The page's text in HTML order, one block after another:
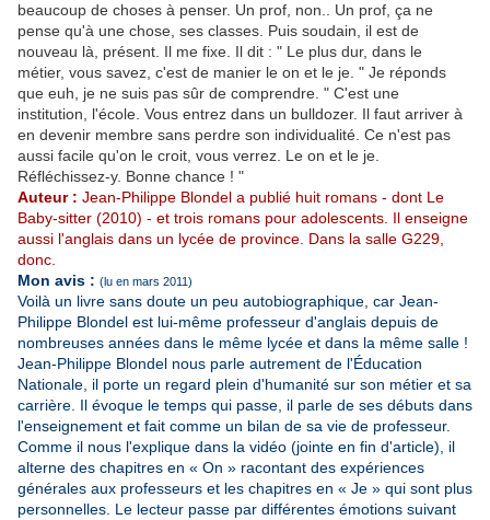
beaucoup de choses à penser. Un prof, non.. Un prof, ça ne
pense qu'à une chose, ses classes. Puis soudain, il est de
nouveau là, présent. Il me fixe. Il dit : " Le plus dur, dans le
métier, vous savez, c'est de manier le on et le je. " Je réponds
que euh, je ne suis pas sûr de comprendre. " C'est une
institution, l'école. Vous entrez dans un bulldozer. Il faut arriver à
en devenir membre sans perdre son individualité. Ce n'est pas
aussi facile qu'on le croit, vous verrez. Le on et le je.
Réfléchissez-y. Bonne chance ! "
Auteur : Jean-Philippe Blondel a publié huit romans - dont Le
Baby-sitter (2010) - et trois romans pour adolescents. Il enseigne
aussi l'anglais dans un lycée de province. Dans la salle G229,
donc.
Mon avis : (lu en mars 2011)
Voilà un livre sans doute un peu autobiographique, car Jean-
Philippe Blondel est lui-même professeur d'anglais depuis de
nombreuses années dans le même lycée et dans la même salle !
Jean-Philippe Blondel nous parle autrement de l'Éducation
Nationale, il porte un regard plein d'humanité sur son métier et sa
carrière. Il évoque le temps qui passe, il parle de ses débuts dans
l'enseignement et fait comme un bilan de sa vie de professeur.
Comme il nous l'explique dans la vidéo (jointe en fin d'article), il
alterne des chapitres en « On » racontant des expériences
générales aux professeurs et les chapitres en « Je » qui sont plus
personnelles. Le lecteur passe par différentes émotions suivant